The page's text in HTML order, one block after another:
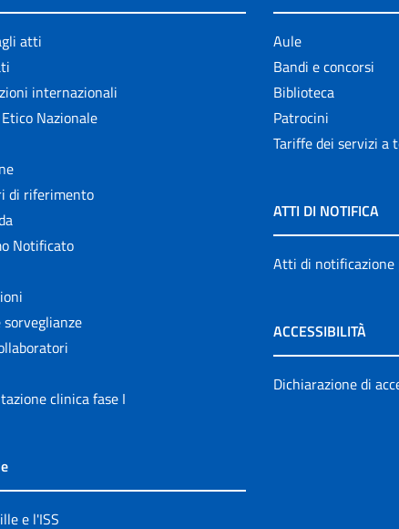
atti
internazionali
Nazionale
di riferimento
Notificato
clinica fase I
e l'ISS
Aule
Bandi e concorsi
Biblioteca
Patrocini
Tariffe dei servizi a
ATTI DI NOTIFICA
Atti di notificazione
ACCESSIBILITÀ
Dichiarazione di